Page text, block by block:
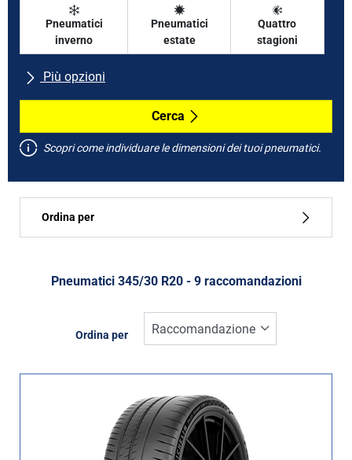
Pneumatici
inverno
Pneumatici
estate
Quattro
stagioni
Più opzioni
Tutte le marche
Tipo di vettura
Run flat
Cerca
Scopri come individuare le dimensioni dei tuoi pneumatici.
Ordina per
Tipo di pneumatico
Inverno (0)
Tipo di vettura
Pneumatici ‎345/30 R20 - 9 raccomandazioni
Ordina per